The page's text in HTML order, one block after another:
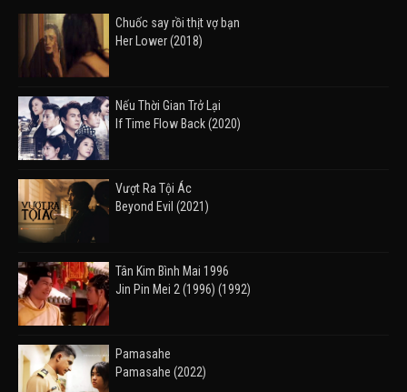
Chuốc say rồi thịt vợ bạn
Her Lower (2018)
Nếu Thời Gian Trở Lại
If Time Flow Back (2020)
Vượt Ra Tội Ác
Beyond Evil (2021)
Tân Kim Bình Mai 1996
Jin Pin Mei 2 (1996) (1992)
Pamasahe
Pamasahe (2022)